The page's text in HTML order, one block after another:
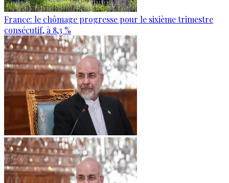
France: le chômage progresse pour le sixième trimestre
consécutif, à 8,3 %